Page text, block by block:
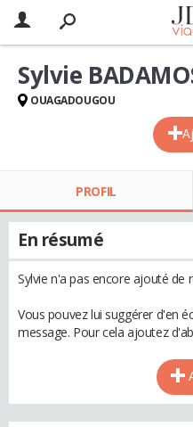
Sylvie
OUAGADOUGOU
PROFIL
En résumé
Sylvie n'a pas encore ajouté de
Vous pouvez lui suggérer d'en
message. Pour cela ajoutez